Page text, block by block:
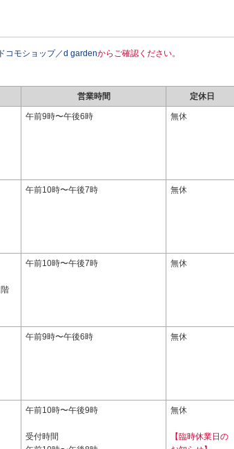
ドコモショップ／d gardenからご確認ください。
営業時間 定休日
午前9時〜午後6時 無休
午前10時〜午後7時 無休
午前10時〜午後7時 無休
午前9時〜午後6時 無休
午前10時〜午後9時
受付時間
無休
【臨時休業日の